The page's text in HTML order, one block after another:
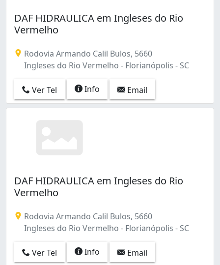
DAF HIDRAULICA em Ingleses do Rio
Vermelho
Rodovia Armando Calil Bulos, 5660
Ingleses do Rio Vermelho - Florianópolis - SC
Ver Tel Info Email
DAF HIDRAULICA em Ingleses do Rio
Vermelho
Rodovia Armando Calil Bulos, 5660
Ingleses do Rio Vermelho - Florianópolis - SC
Ver Tel Info Email